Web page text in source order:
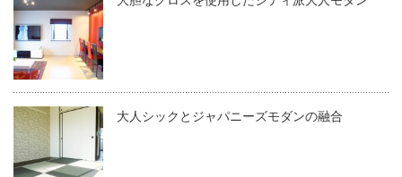
大人シックとジャパニーズモダンの融合